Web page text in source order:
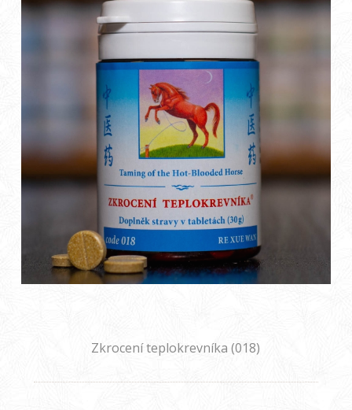
Zkrocení teplokrevníka (018)